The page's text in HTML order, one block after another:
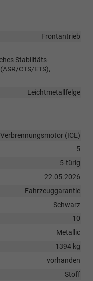
Frontantrieb
Stabilitäts-
CTS/ETS),
Leichtmetallfelge
Verbrennungsmotor (ICE)
5
5-türig
22.05.2026
Fahrzeuggarantie
Schwarz
10
Metallic
1394 kg
vorhanden
Stoff